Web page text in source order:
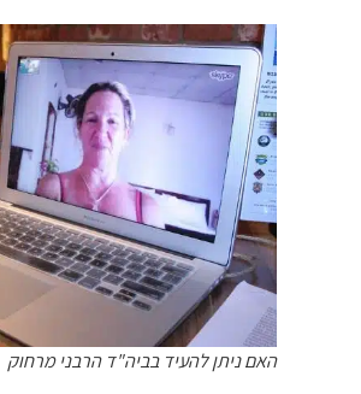
האם ניתן להעיד בביה"ד הרבני מרחוק